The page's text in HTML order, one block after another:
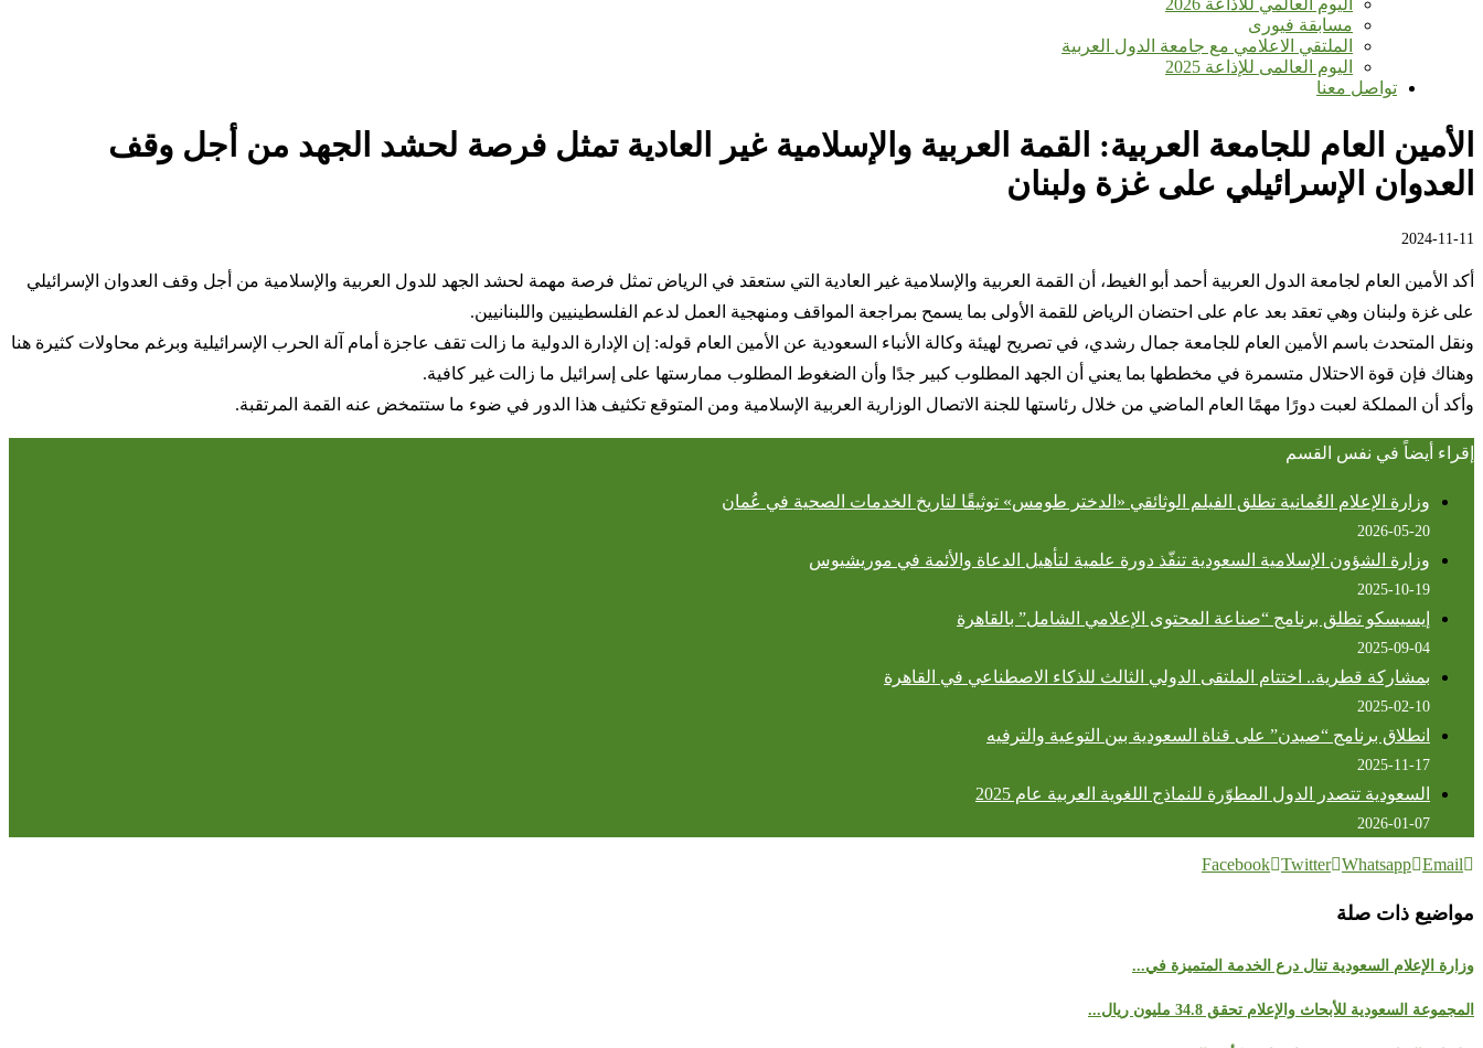
اليوم العالمي للأذاعة 2026
مسابقة فيورى
الملتقي الاعلامي مع جامعة الدول العربية
اليوم العالمى للإذاعة 2025
تواصل معنا
الأمين العام للجامعة العربية: القمة العربية والإسلامية غير العادية تمثل فرصة لحشد الجهد من أجل وقف
العدوان الإسرائيلي على غزة ولبنان
2024-11-11
أكد الأمين العام لجامعة الدول العربية أحمد أبو الغيط، أن القمة العربية والإسلامية غير العادية التي ستعقد في الرياض تمثل فرصة مهمة لحشد الجهد للدول العربية والإسلامية من أجل وقف العدوان الإسرائيلي
على غزة ولبنان وهي تعقد بعد عام على احتضان الرياض للقمة الأولى بما يسمح بمراجعة المواقف ومنهجية العمل لدعم الفلسطينيين واللبنانيين.
ونقل المتحدث باسم الأمين العام للجامعة جمال رشدي، في تصريح لهيئة وكالة الأنباء السعودية عن الأمين العام قوله: إن الإدارة الدولية ما زالت تقف عاجزة أمام آلة الحرب الإسرائيلية وبرغم محاولات كثيرة هنا
وهناك فإن قوة الاحتلال متسمرة في مخططها بما يعني أن الجهد المطلوب كبير جدًا وأن الضغوط المطلوب ممارستها على إسرائيل ما زالت غير كافية.
وأكد أن المملكة لعبت دورًا مهمًا العام الماضي من خلال رئاستها للجنة الاتصال الوزارية العربية الإسلامية ومن المتوقع تكثيف هذا الدور في ضوء ما ستتمخض عنه القمة المرتقبة.
إقراء أيضاً في نفس القسم
وزارة الإعلام العُمانية تطلق الفيلم الوثائقي «الدختر طومس» توثيقًا لتاريخ الخدمات الصحية في عُمان
2026-05-20
وزارة الشؤون الإسلامية السعودية تنفّذ دورة علمية لتأهيل الدعاة والأئمة في موريشيوس
2025-10-19
إيسيسكو تطلق برنامج “صناعة المحتوى الإعلامي الشامل” بالقاهرة
2025-09-04
بمشاركة قطرية.. اختتام الملتقى الدولي الثالث للذكاء الاصطناعي في القاهرة
2025-02-10
انطلاق برنامج “صيدن” على قناة السعودية بين التوعية والترفيه
2025-11-17
السعودية تتصدر الدول المطوّرة للنماذج اللغوية العربية عام 2025
2026-01-07
Facebook Twitter Whatsapp Email
مواضيع ذات صلة
وزارة الإعلام السعودية تنال درع الخدمة المتميزة في...
المجموعة السعودية للأبحاث والإعلام تحقق 34.8 مليون ريال...